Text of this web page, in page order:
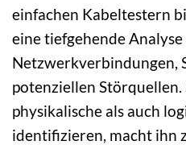
einfachen Kabeltestern
eine tiefgehende Analyse
Netzwerkverbindungen,
potenziellen Störquellen.
physikalische als auch
identifizieren, macht ihn